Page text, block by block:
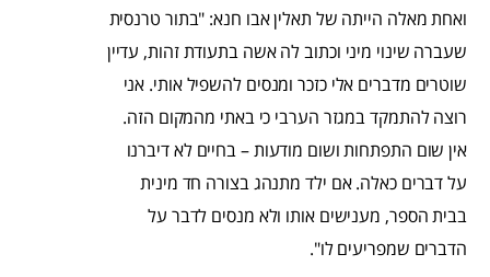
ואחת מאלה הייתה של תאלין אבו חנא: "בתור טרנסית
שעברה שינוי מיני וכתוב לה אשה בתעודת זהות, עדיין
שוטרים מדברים אלי כזכר ומנסים להשפיל אותי. אני
רוצה להתמקד במגזר הערבי כי באתי מהמקום הזה.
אין שום התפתחות ושום מודעות – בחיים לא דיברנו
על דברים כאלה. אם ילד מתנהג בצורה חד מינית
בבית הספר, מענישים אותו ולא מנסים לדבר על
הדברים שמפריעים לו".